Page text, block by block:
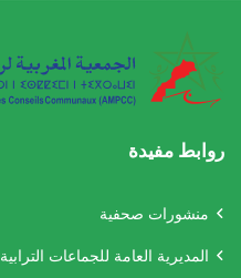
روابط مفيدة
منشورات صحفية
المديرية العامة للجماعات الترابية